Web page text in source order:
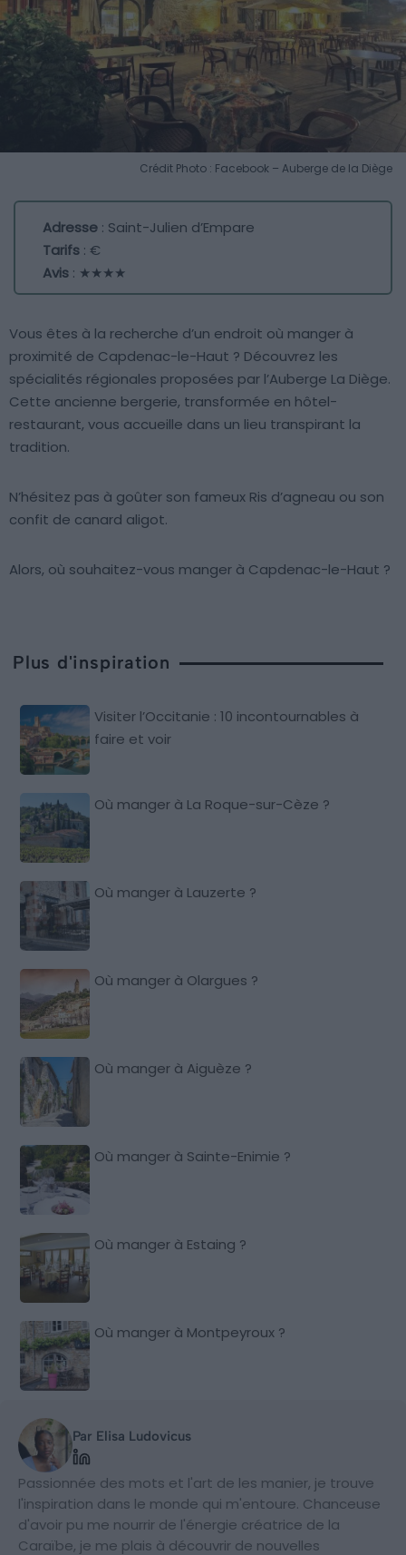
Crédit Photo : Facebook – Auberge de la Diège
Adresse : Saint-Julien d’Empare
Tarifs : €
Avis : ★★★★
Vous êtes à la recherche d’un endroit où manger à
proximité de Capdenac-le-Haut ? Découvrez les
spécialités régionales proposées par l’Auberge La Diège.
Cette ancienne bergerie, transformée en hôtel-
restaurant, vous accueille dans un lieu transpirant la
tradition.
N’hésitez pas à goûter son fameux Ris d’agneau ou son
confit de canard aligot.
Alors, où souhaitez-vous manger à Capdenac-le-Haut ?
Plus d'inspiration
Visiter l’Occitanie : 10 incontournables à
faire et voir
Où manger à La Roque-sur-Cèze ?
Où manger à Lauzerte ?
Où manger à Olargues ?
Où manger à Aiguèze ?
Où manger à Sainte-Enimie ?
Où manger à Estaing ?
Où manger à Montpeyroux ?
Par Elisa Ludovicus
Passionnée des mots et l'art de les manier, je trouve
l'inspiration dans le monde qui m'entoure. Chanceuse
d'avoir pu me nourrir de l'énergie créatrice de la
Caraïbe, je me plais à découvrir de nouvelles